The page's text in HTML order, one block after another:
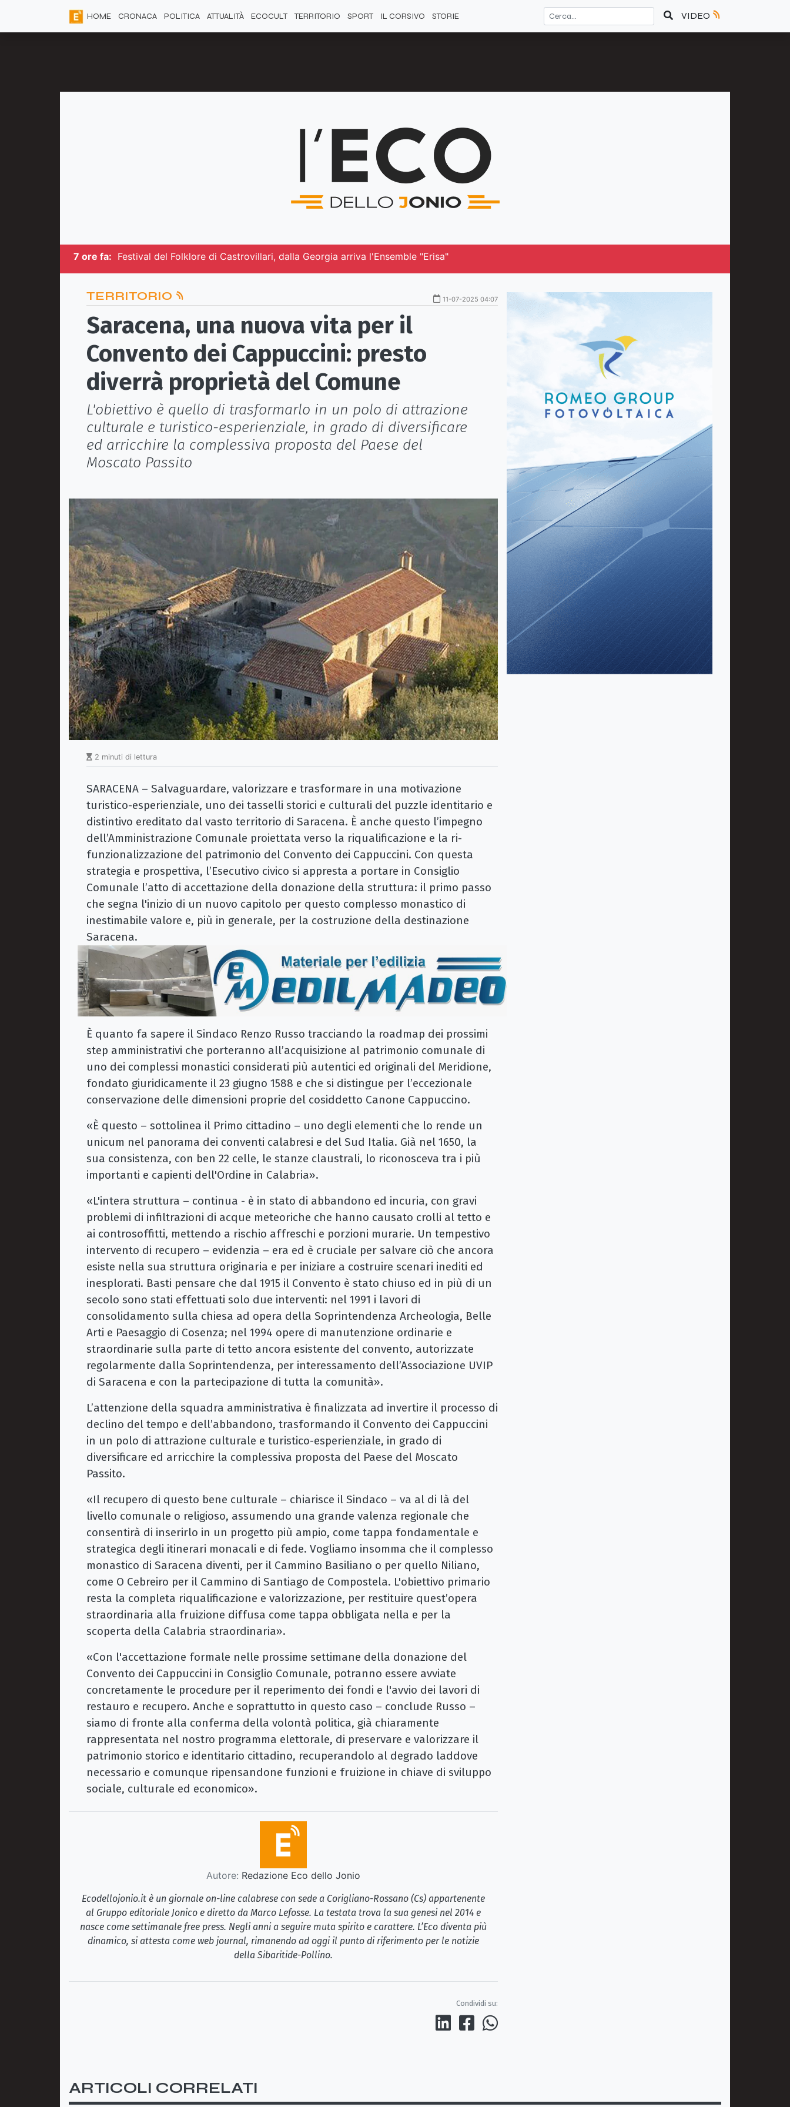
HOME CRONACA POLITICA ATTUALITÀ ECOCULT TERRITORIO SPORT IL CORSIVO STORIE VIDEO
7 ore fa: Festival del Folklore di Castrovillari, dalla Georgia arriva l'Ensemble "Erisa"
TERRITORIO 11-07-2025 04:07
Saracena, una nuova vita per il
Convento dei Cappuccini: presto
diverrà proprietà del Comune
L'obiettivo è quello di trasformarlo in un polo di attrazione
culturale e turistico-esperienziale, in grado di diversificare
ed arricchire la complessiva proposta del Paese del
Moscato Passito
2 minuti di lettura
SARACENA – Salvaguardare, valorizzare e trasformare in una motivazione
turistico-esperienziale, uno dei tasselli storici e culturali del puzzle identitario e
distintivo ereditato dal vasto territorio di Saracena. È anche questo l’impegno
dell’Amministrazione Comunale proiettata verso la riqualificazione e la ri-
funzionalizzazione del patrimonio del Convento dei Cappuccini. Con questa
strategia e prospettiva, l’Esecutivo civico si appresta a portare in Consiglio
Comunale l’atto di accettazione della donazione della struttura: il primo passo
che segna l'inizio di un nuovo capitolo per questo complesso monastico di
inestimabile valore e, più in generale, per la costruzione della destinazione
Saracena.
È quanto fa sapere il Sindaco Renzo Russo tracciando la roadmap dei prossimi
step amministrativi che porteranno all’acquisizione al patrimonio comunale di
uno dei complessi monastici considerati più autentici ed originali del Meridione,
fondato giuridicamente il 23 giugno 1588 e che si distingue per l’eccezionale
conservazione delle dimensioni proprie del cosiddetto Canone Cappuccino.
«È questo – sottolinea il Primo cittadino – uno degli elementi che lo rende un
unicum nel panorama dei conventi calabresi e del Sud Italia. Già nel 1650, la
sua consistenza, con ben 22 celle, le stanze claustrali, lo riconosceva tra i più
importanti e capienti dell'Ordine in Calabria».
«L'intera struttura – continua - è in stato di abbandono ed incuria, con gravi
problemi di infiltrazioni di acque meteoriche che hanno causato crolli al tetto e
ai controsoffitti, mettendo a rischio affreschi e porzioni murarie. Un tempestivo
intervento di recupero – evidenzia – era ed è cruciale per salvare ciò che ancora
esiste nella sua struttura originaria e per iniziare a costruire scenari inediti ed
inesplorati. Basti pensare che dal 1915 il Convento è stato chiuso ed in più di un
secolo sono stati effettuati solo due interventi: nel 1991 i lavori di
consolidamento sulla chiesa ad opera della Soprintendenza Archeologia, Belle
Arti e Paesaggio di Cosenza; nel 1994 opere di manutenzione ordinarie e
straordinarie sulla parte di tetto ancora esistente del convento, autorizzate
regolarmente dalla Soprintendenza, per interessamento dell’Associazione UVIP
di Saracena e con la partecipazione di tutta la comunità».
L’attenzione della squadra amministrativa è finalizzata ad invertire il processo di
declino del tempo e dell’abbandono, trasformando il Convento dei Cappuccini
in un polo di attrazione culturale e turistico-esperienziale, in grado di
diversificare ed arricchire la complessiva proposta del Paese del Moscato
Passito.
«Il recupero di questo bene culturale – chiarisce il Sindaco – va al di là del
livello comunale o religioso, assumendo una grande valenza regionale che
consentirà di inserirlo in un progetto più ampio, come tappa fondamentale e
strategica degli itinerari monacali e di fede. Vogliamo insomma che il complesso
monastico di Saracena diventi, per il Cammino Basiliano o per quello Niliano,
come O Cebreiro per il Cammino di Santiago de Compostela. L'obiettivo primario
resta la completa riqualificazione e valorizzazione, per restituire quest’opera
straordinaria alla fruizione diffusa come tappa obbligata nella e per la
scoperta della Calabria straordinaria».
«Con l'accettazione formale nelle prossime settimane della donazione del
Convento dei Cappuccini in Consiglio Comunale, potranno essere avviate
concretamente le procedure per il reperimento dei fondi e l'avvio dei lavori di
restauro e recupero. Anche e soprattutto in questo caso – conclude Russo –
siamo di fronte alla conferma della volontà politica, già chiaramente
rappresentata nel nostro programma elettorale, di preservare e valorizzare il
patrimonio storico e identitario cittadino, recuperandolo al degrado laddove
necessario e comunque ripensandone funzioni e fruizione in chiave di sviluppo
sociale, culturale ed economico».
Autore: Redazione Eco dello Jonio
Ecodellojonio.it è un giornale on-line calabrese con sede a Corigliano-Rossano (Cs) appartenente
al Gruppo editoriale Jonico e diretto da Marco Lefosse. La testata trova la sua genesi nel 2014 e
nasce come settimanale free press. Negli anni a seguire muta spirito e carattere. L’Eco diventa più
dinamico, si attesta come web journal, rimanendo ad oggi il punto di riferimento per le notizie
della Sibaritide-Pollino.
Condividi su:
ARTICOLI CORRELATI